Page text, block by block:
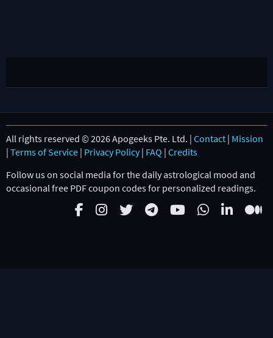
All rights reserved © 2026 Apogeeks Pte. Ltd. | Contact | Mission
| Terms of Service | Privacy Policy| FAQ | Credits
Follow us on social media for the daily astrological mood and
occasional free PDF coupon codes for personalized readings.